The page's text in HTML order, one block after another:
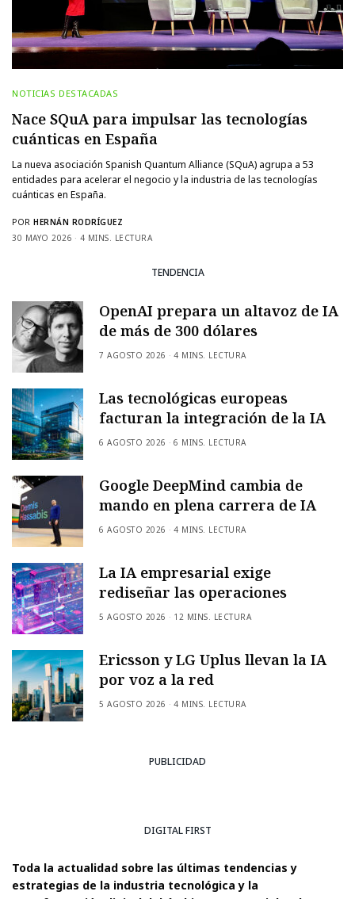
NOTICIAS DESTACADAS
Nace SQuA para impulsar las tecnologías
cuánticas en España
La nueva asociación Spanish Quantum Alliance (SQuA) agrupa a 53
entidades para acelerar el negocio y la industria de las tecnologías
cuánticas en España.
POR HERNÁN RODRÍGUEZ
30 MAYO 2026
4 MINS. LECTURA
TENDENCIA
OpenAI prepara un altavoz de IA
de más de 300 dólares
7 AGOSTO 2026 4 MINS. LECTURA
Las tecnológicas europeas
facturan la integración de la IA
6 AGOSTO 2026 6 MINS. LECTURA
Google DeepMind cambia de
mando en plena carrera de IA
6 AGOSTO 2026 4 MINS. LECTURA
La IA empresarial exige
rediseñar las operaciones
5 AGOSTO 2026 12 MINS. LECTURA
Ericsson y LG Uplus llevan la IA
por voz a la red
5 AGOSTO 2026 4 MINS. LECTURA
PUBLICIDAD
DIGITAL FIRST
Toda la actualidad sobre las últimas tendencias y
estrategias de la industria tecnológica y la